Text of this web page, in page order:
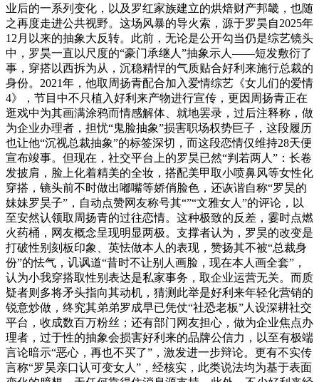
业后的一系列变化，以及罗红家族建立的烘焙财产邦畿，也随
之再度走进公共视野。这场风暴的导火索，源于罗昊自2025年
12月以来的抽象大反转。此前，无论是公开勾当仍是综艺镜头
中，罗昊一直以尺度的“豪门承继人”抽象示人——短发敷衍了
事，穿搭以西拆为从，沉稳精悍的气质贴合好利来施行总裁的
身份。2021年，他取周扬青配合加入爱情综艺《女儿们的爱情
4》，节目中不只植入好利来产物进行宣传，更因周扬青正在
逛戏中为其画满涂鸦而情感解体、就地罢录，过后注释称，做
为企业办理者，担忧“鬼脸抽象”损害职场权势巨子，这段履历
也让他“沉视总裁抽象”的标签深切，而这段恋情仅维持28天便
宣布竣事。但现在，社交平台上的罗昊已然“判若两人”：长卷
发披肩，脸上化着精美的全妆，搭配美甲取小喷鼻风等女性化
穿搭，镜头前不时做出嘟嘴等娇俏脸色，还诙谐自称“罗昊的
妹妹罗昊子”，自动点赞网友称号其“”“文雅女人”的评论，以
至安然认领取周扬青的过往恋情。这种极致的反差，霎时点燃
火药桶，网友概念呈现明显两极。支撑者认为，罗昊的改变是
打破性别刻板印象、英怯做本人的表现，赞扬其不被“总裁身
份”的怯气，讥讽道“昔时不让别人画脸，现在本人画全套”，
认为小我穿搭取性别表达是私家事务，取企业运营无关。而质
疑者则多将矛头指向其动机，猜测此举是好利来年轻化营销的
锐意炒做，终究其弟弟罗成早已凭仗“社恐老板”人设深耕社交
平台，收成数百万粉丝；还有部门网友担心，做为企业焦点办
理者，过于性的抽象会损害好利来的品牌公信力，以至有极端
言论暗示“恶心，再也不买了”，激发进一步辩论。更有不实传
言称“罗昊亲口认可变女人”，经核实，此类说法均为基于表面